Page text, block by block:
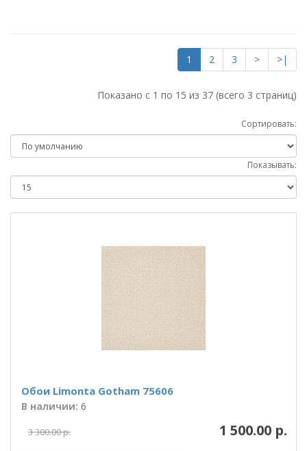
1 2 3 > >|
Показано с 1 по 15 из 37 (всего 3 страниц)
Сортировать:
Показывать:
Обои Limonta Gotham 75606
В наличии: 6
1 500.00 р.
3 300.00 р.